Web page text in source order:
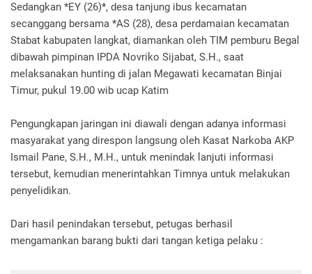
Sedangkan *EY (26)*, desa tanjung ibus kecamatan
secanggang bersama *AS (28), desa perdamaian kecamatan
Stabat kabupaten langkat, diamankan oleh TIM pemburu Begal
dibawah pimpinan IPDA Novriko Sijabat, S.H., saat
melaksanakan hunting di jalan Megawati kecamatan Binjai
Timur, pukul 19.00 wib ucap Katim
Pengungkapan jaringan ini diawali dengan adanya informasi
masyarakat yang direspon langsung oleh Kasat Narkoba AKP
Ismail Pane, S.H., M.H., untuk menindak lanjuti informasi
tersebut, kemudian menerintahkan Timnya untuk melakukan
penyelidikan.
Dari hasil penindakan tersebut, petugas berhasil
mengamankan barang bukti dari tangan ketiga pelaku :